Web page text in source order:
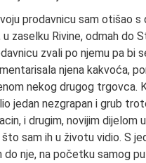
prodavnicu sam otišao
u zaselku Rivine, odmah do
zvali po njemu pa bi
njena kakvoća,
nekog drugog trgovca.
jedan nezgrapan i grub
i drugim, novijim
što sam ih u životu vidio. S
do nje, na početku samog